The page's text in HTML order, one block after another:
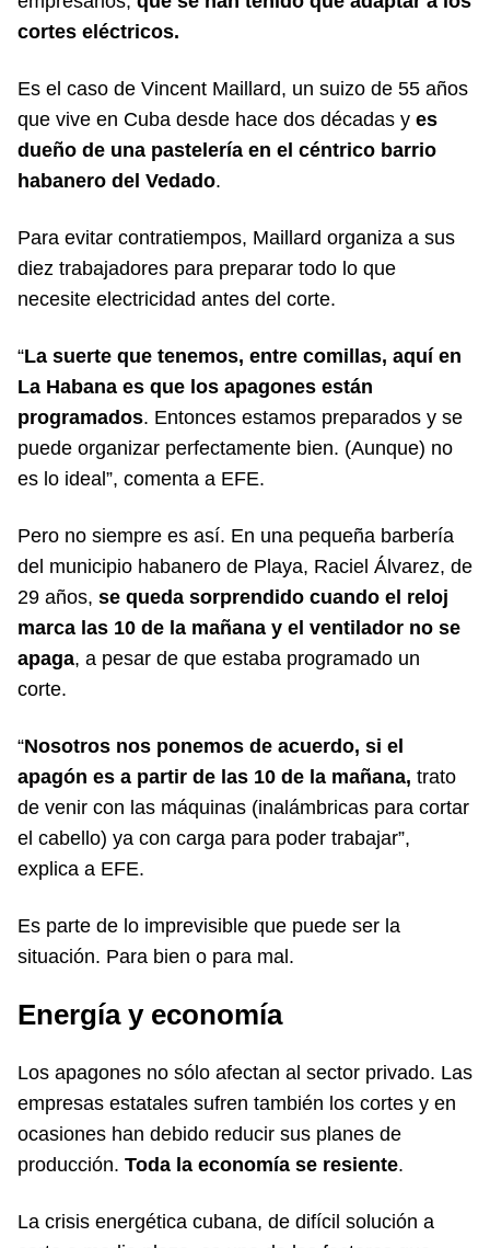
cortes eléctricos.
Es el caso de Vincent Maillard, un suizo de 55 años
que vive en Cuba desde hace dos décadas y es
dueño de una pastelería en el céntrico barrio
habanero del Vedado.
Para evitar contratiempos, Maillard organiza a sus
diez trabajadores para preparar todo lo que
necesite electricidad antes del corte.
“La suerte que tenemos, entre comillas, aquí en
La Habana es que los apagones están
programados. Entonces estamos preparados y se
puede organizar perfectamente bien. (Aunque) no
es lo ideal”, comenta a EFE.
Pero no siempre es así. En una pequeña barbería
del municipio habanero de Playa, Raciel Álvarez, de
29 años, se queda sorprendido cuando el reloj
marca las 10 de la mañana y el ventilador no se
apaga, a pesar de que estaba programado un
corte.
“Nosotros nos ponemos de acuerdo, si el
apagón es a partir de las 10 de la mañana, trato
de venir con las máquinas (inalámbricas para cortar
el cabello) ya con carga para poder trabajar”,
explica a EFE.
Es parte de lo imprevisible que puede ser la
situación. Para bien o para mal.
Energía y economía
Los apagones no sólo afectan al sector privado. Las
empresas estatales sufren también los cortes y en
ocasiones han debido reducir sus planes de
producción. Toda la economía se resiente.
La crisis energética cubana, de difícil solución a